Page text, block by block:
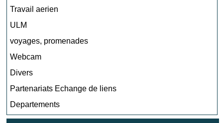
Travail aerien
ULM
voyages, promenades
Webcam
Divers
Partenariats Echange de liens
Departements